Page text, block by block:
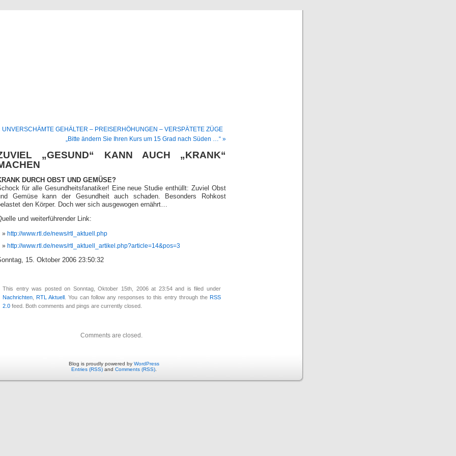
UNVERSCHÄMTE GEHÄLTER – PREISERHÖHUNGEN – VERSPÄTETE ZÜGE
„Bitte ändern Sie Ihren Kurs um 15 Grad nach Süden …“ »
„GESUND“ KANN AUCH „KRANK“
DURCH OBST UND GEMÜSE?
für alle Gesundheitsfanatiker! Eine neue Studie enthüllt: Zuviel Obst
Gemüse kann der Gesundheit auch schaden. Besonders Rohkost
den Körper. Doch wer sich ausgewogen ernährt…
und weiterführender Link:
http://www.rtl.de/news/rtl_aktuell.php
http://www.rtl.de/news/rtl_aktuell_artikel.php?article=14&pos=3
15. Oktober 2006 23:50:32
This entry was posted on Sonntag, Oktober 15th, 2006 at 23:54 and is filed under
Nachrichten
RTL Aktuell . You can follow any responses to this entry through the RSS
2.0 feed. Both comments and pings are currently closed.
Comments are closed.
Blog is proudly powered by WordPress
Entries (RSS) and Comments (RSS).